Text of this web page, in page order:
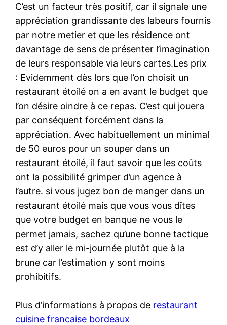
C’est un facteur très positif, car il signale une
appréciation grandissante des labeurs fournis
par notre metier et que les résidence ont
davantage de sens de présenter l’imagination
de leurs responsable via leurs cartes.Les prix
: Evidemment dès lors que l’on choisit un
restaurant étoilé on a en avant le budget que
l’on désire oindre à ce repas. C’est qui jouera
par conséquent forcément dans la
appréciation. Avec habituellement un minimal
de 50 euros pour un souper dans un
restaurant étoilé, il faut savoir que les coûts
ont la possibilité grimper d’un agence à
l’autre. si vous jugez bon de manger dans un
restaurant étoilé mais que vous vous dîtes
que votre budget en banque ne vous le
permet jamais, sachez qu’une bonne tactique
est d’y aller le mi-journée plutôt que à la
brune car l’estimation y sont moins
prohibitifs.
Plus d’informations à propos de restaurant
cuisine francaise bordeaux